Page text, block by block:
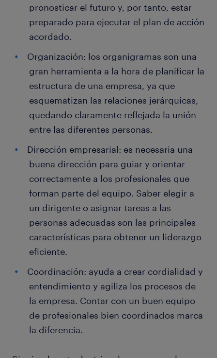
pronosticar el futuro y, por tanto, estar
preparado para ejecutar el plan de acción
acordado.
Organización: los organigramas son una
gran herramienta a la hora de planificar la
estructura de una empresa, ya que
esquematizan las relaciones jerárquicas,
quedando claramente reflejada la unión
entre las diferentes personas.
Dirección empresarial: es necesaria una
buena dirección para guiar y orientar
correctamente a los profesionales que
forman parte del equipo. Saber elegir a
un dirigente o asignar tareas a las
personas adecuadas son las principales
características para obtener un liderazgo
eficiente.
Coordinación: ayuda a crear cordialidad y
entendimiento y agiliza los procesos de
la empresa. Contar con un buen equipo
de profesionales bien coordinados marca
la diferencia.